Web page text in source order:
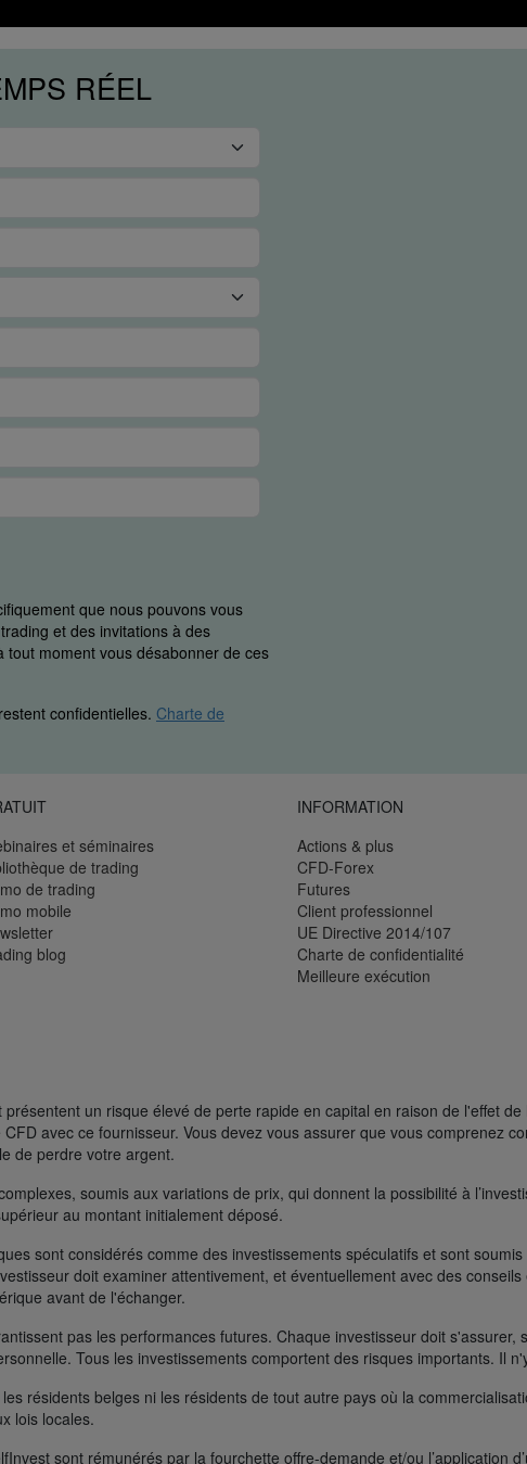
RÉEL
que nous pouvons vous
et des invitations à des
moment vous désabonner de ces
confidentielles. Charte de
et séminaires
de trading
de trading
mobile
blog
INFORMATION
Actions & plus
CFD-Forex
Futures
Client professionnel
UE Directive 2014/107
Charte de confidentialité
Meilleure exécution
un risque élevé de perte rapide en capital en raison de l'effet
avec ce fournisseur. Vous devez vous assurer que vous comprenez
de perdre votre argent.
soumis aux variations de prix, qui donnent la possibilité à
au montant initialement déposé.
sont considérés comme des investissements spéculatifs et sont
doit examiner attentivement, et éventuellement avec des
avant de l'échanger.
pas les performances futures. Chaque investisseur doit s'assurer,
Tous les investissements comportent des risques importants. Il
résidents belges ni les résidents de tout autre pays où la
lois locales.
sont rémunérés par la fourchette offre-demande et/ou l’application